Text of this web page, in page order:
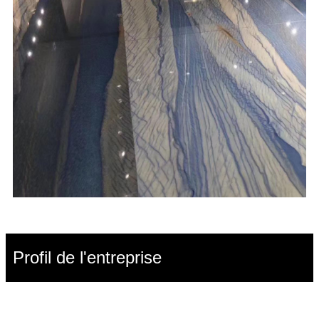
Profil de l'entreprise